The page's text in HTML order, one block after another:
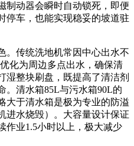
制动器会瞬时自动锁死，即便
停车，也能实现稳妥的坡道驻
。传统洗地机常因中心出水不
化为周边多点出水，确保清
湿整块刷盘，既提高了清洁剂
。清水箱85L与污水箱90L的
大于清水箱是极为专业的防溢
进水烧毁）。大容量设计保证
作业1.5小时以上，极大减少